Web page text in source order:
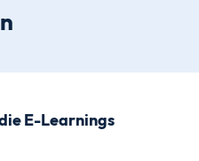
E-Learnings